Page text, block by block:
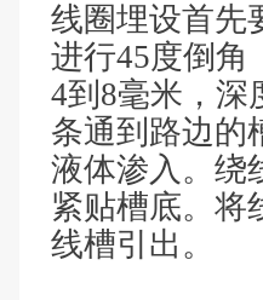
线圈埋设首先
进行45度倒角
4到8毫米，深
条通到路边的
液体渗入。绕
紧贴槽底。将
线槽引出。